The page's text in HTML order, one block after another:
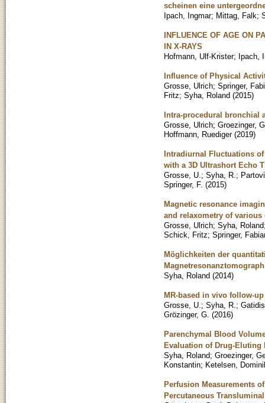
scheinen eine
Ipach, Ingmar; Mittag, Falk;
INFLUENCE OF AGE ON
IN X-RAYS
Hofmann, Ulf-Krister; Ipach,
Influence of Physical
Grosse, Ulrich; Springer,
Fritz; Syha, Roland (2015)
Intra-procedural bronchial
Grosse, Ulrich; Groezinger,
Hoffmann, Ruediger (2019)
Intradiurnal Fluctuations of
with a 3D Ultrashort Echo
Grosse, U. ; Syha, R. ;
Springer, F. (2015)
Magnetic resonance
and relaxometry of various
Grosse, Ulrich; Syha, Roland
Schick, Fritz; Springer,
Möglichkeiten der
Syha, Roland (2014)
MR-based in vivo follow-
Grosse, U. ; Syha, R. ;
Grözinger, G. (2016)
Parenchymal Blood
Evaluation of Drug-Eluting
Syha, Roland; Groezinger,
Konstantin; Ketelsen,
Perfusion Measurements
Percutaneous